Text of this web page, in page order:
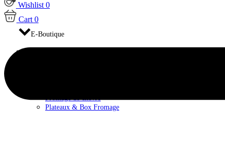
Wishlist 0
Cart 0
E-Boutique
FROMAGES
Fromage de chèvre
Plateaux & Box Fromage